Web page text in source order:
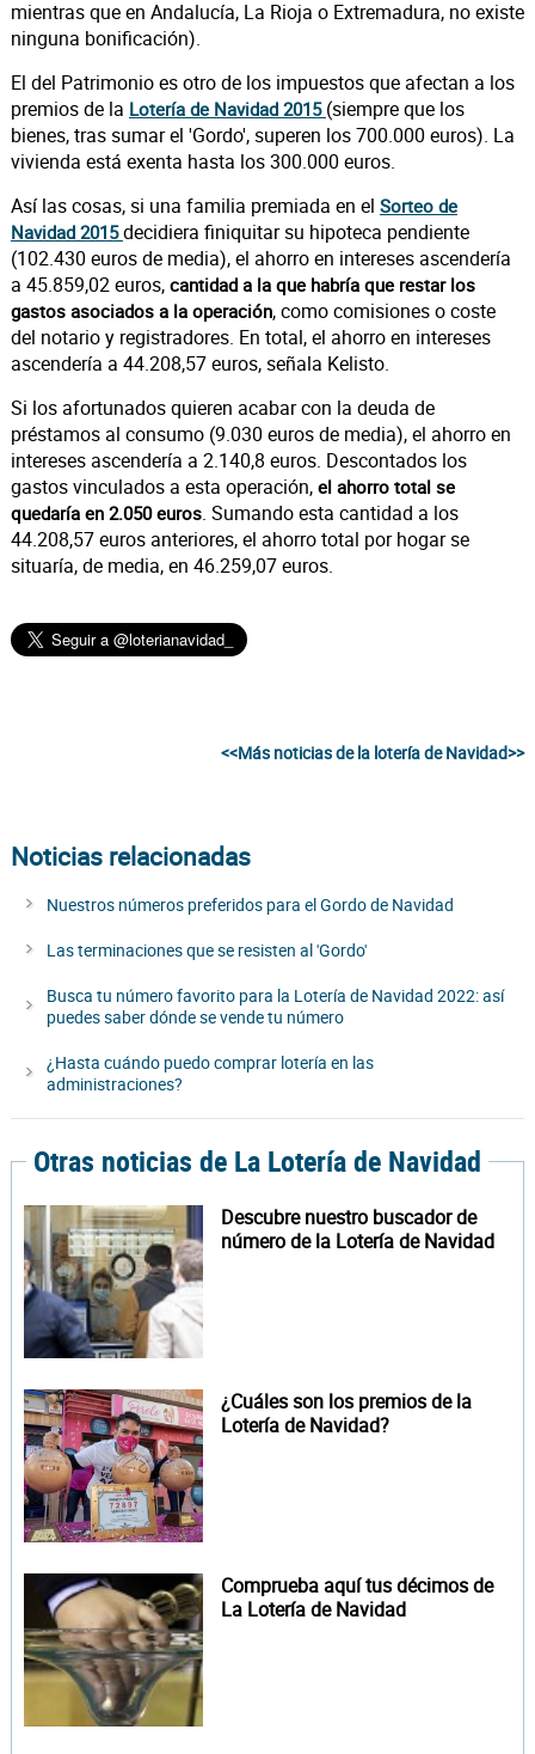
mientras que en Andalucía, La Rioja o Extremadura, no existe
ninguna bonificación).
El del Patrimonio es otro de los impuestos que afectan a los
premios de la Lotería de Navidad 2015 (siempre que los
bienes, tras sumar el 'Gordo', superen los 700.000 euros). La
vivienda está exenta hasta los 300.000 euros.
Así las cosas, si una familia premiada en el Sorteo de
Navidad 2015decidiera finiquitar su hipoteca pendiente
(102.430 euros de media), el ahorro en intereses ascendería
a 45.859,02 euros, cantidad a la que habría que restar los
gastos asociados a la operación, como comisiones o coste
del notario y registradores. En total, el ahorro en intereses
ascendería a 44.208,57 euros, señala Kelisto.
Si los afortunados quieren acabar con la deuda de
préstamos al consumo (9.030 euros de media), el ahorro en
intereses ascendería a 2.140,8 euros. Descontados los
gastos vinculados a esta operación, el ahorro total se
quedaría en 2.050 euros. Sumando esta cantidad a los
44.208,57 euros anteriores, el ahorro total por hogar se
situaría, de media, en 46.259,07 euros.
<<Más noticias de la lotería de Navidad>>
Noticias relacionadas
Nuestros números preferidos para el Gordo de Navidad
Las terminaciones que se resisten al 'Gordo'
Busca tu número favorito para la Lotería de Navidad 2022: así
puedes saber dónde se vende tu número
¿Hasta cuándo puedo comprar lotería en las
administraciones?
Otras noticias de La Lotería de Navidad
Descubre nuestro buscador de
número de la Lotería de Navidad
¿Cuáles son los premios de la
Lotería de Navidad?
Comprueba aquí tus décimos de
La Lotería de Navidad